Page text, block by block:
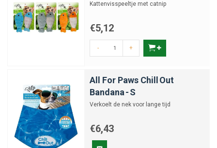
Kattenvisspeeltje met catnip
€5,12
- +
All For Paws Chill Out
Bandana - S
Verkoelt de nek voor lange tijd
€6,43